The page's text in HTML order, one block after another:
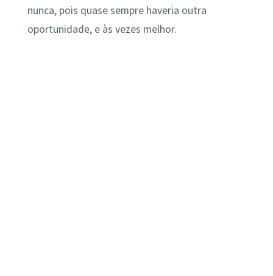
nunca, pois quase sempre haveria outra
oportunidade, e às vezes melhor.